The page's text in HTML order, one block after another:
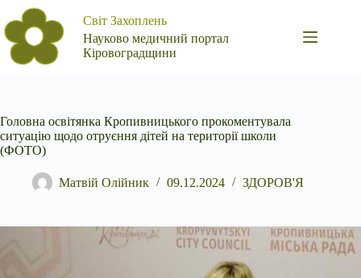
Перейти
до
вмісту
Світ Захоплень
Науково медичний портал
Кіровоградщини
Головна освітянка Кропивницького прокоментувала
ситуацію щодо отруєння дітей на території школи
(ФОТО)
Матвій Олійник 09.12.2024 ЗДОРОВ'Я